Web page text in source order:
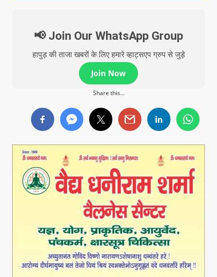
📢 Join Our WhatsApp Group
हापुड़ की ताजा खबरों के लिए हमारे व्हाट्सएप ग्रुप से जुड़े
Join Now
Share this...